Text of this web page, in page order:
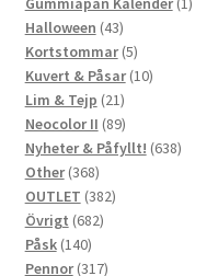
Halloween 4343
produkter
Kortstommar 55
produkter
Kuvert & Påsar 1010
Lim & Tejp 2121
produkter
Neocolor II 8989
produkter
Nyheter & Påfyllt! 638638
Other 368368
produkter
OUTLET 382382
Övrigt 682682
Påsk 140140
produkter
Pennor 317317